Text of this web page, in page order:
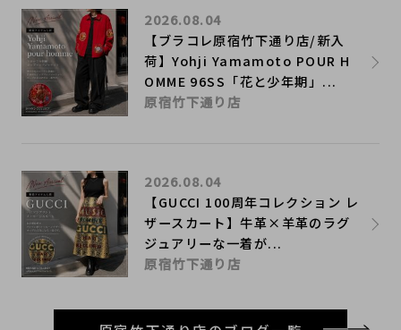
【ブラコレ原宿竹下通り店/新入
荷】Yohji Yamamoto POUR H
OMME 96SS「花と少年期」...
2026.08.04
原宿竹下通り店
【GUCCI 100周年コレクション レ
ザースカート】牛革×羊革のラグ
ジュアリーな一着が...
2026.08.04
原宿竹下通り店